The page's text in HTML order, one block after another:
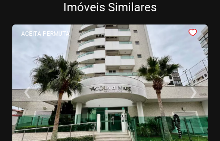
Imóveis Similares
ACEITA PERMUTA
<<<
‹Previous ›Next